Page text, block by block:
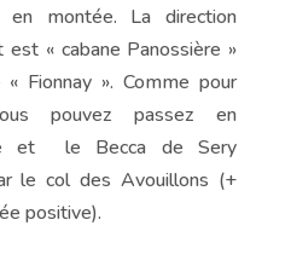
montée. La direction
« cabane Panossière »
Fionnay ». Comme pour
pouvez passez en
et le Becca de Sery
le col des Avouillons (+
positive).